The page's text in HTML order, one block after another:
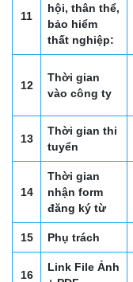
11
hội, thân thể,
bảo hiểm
thất nghiệp:
12
Thời gian
vào công ty
13
Thời gian thi
tuyển
14
Thời gian
nhận form
đăng ký từ
15 Phụ trách
16
Link File Ảnh